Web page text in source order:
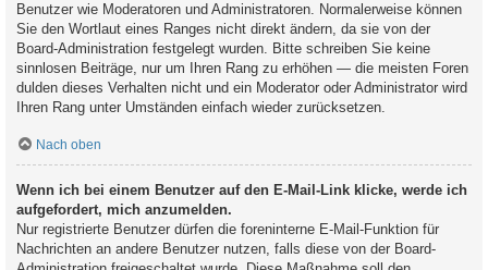
Benutzer wie Moderatoren und Administratoren. Normalerweise können
Sie den Wortlaut eines Ranges nicht direkt ändern, da sie von der
Board-Administration festgelegt wurden. Bitte schreiben Sie keine
sinnlosen Beiträge, nur um Ihren Rang zu erhöhen — die meisten Foren
dulden dieses Verhalten nicht und ein Moderator oder Administrator wird
Ihren Rang unter Umständen einfach wieder zurücksetzen.
Nach oben
Wenn ich bei einem Benutzer auf den E-Mail-Link klicke, werde ich
aufgefordert, mich anzumelden.
Nur registrierte Benutzer dürfen die foreninterne E-Mail-Funktion für
Nachrichten an andere Benutzer nutzen, falls diese von der Board-